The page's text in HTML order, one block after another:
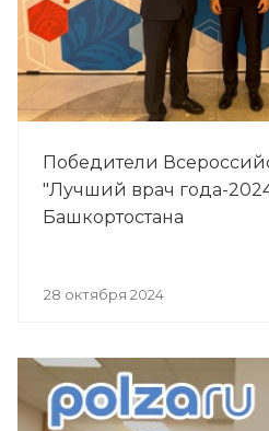
Победители
"Лучший врач года-
Башкортостана
28 октября 2024